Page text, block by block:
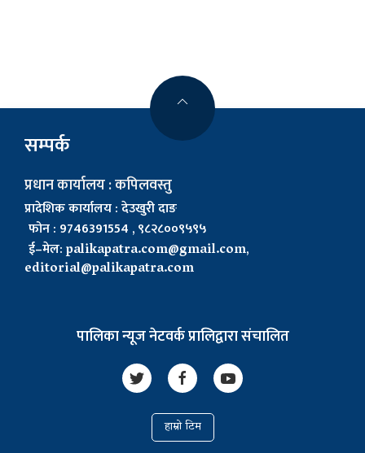
सम्पर्क
प्रधान कार्यालय : कपिलवस्तु
प्रादेशिक कार्यालय : देउखुरी दाङ
फोन : 9746391554 , ९८२८००९५९५
ई–मेल:palikapatra.com@gmail.com,
editorial@palikapatra.com
पालिका न्यूज नेटवर्क प्रालिद्वारा संचालित
हाम्रो टिम